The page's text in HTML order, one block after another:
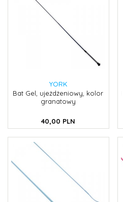
YORK
Bat Gel, ujeżdżeniowy, kolor
granatowy
40,00 PLN